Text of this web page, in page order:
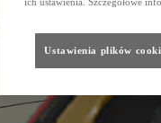
Ustawienia plików